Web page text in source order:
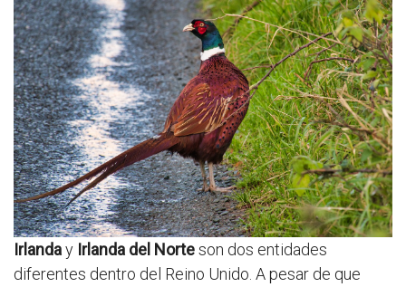
Irlanday Irlanda del Norteson dos entidades
diferentes dentro del Reino Unido. A pesar de que